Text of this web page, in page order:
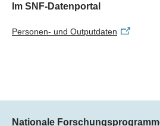
Im SNF-Datenportal
Personen- und Outputdaten
Nationale